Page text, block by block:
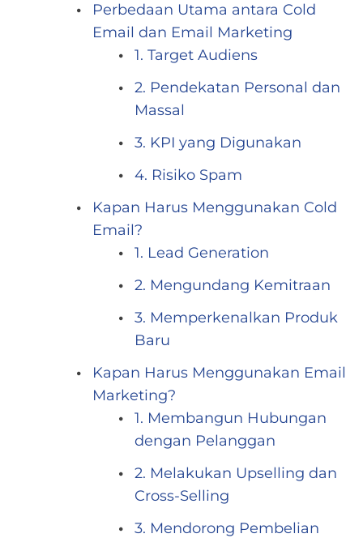
Perbedaan Utama antara Cold
Email dan Email Marketing
1. Target Audiens
2. Pendekatan Personal dan
Massal
3. KPI yang Digunakan
4. Risiko Spam
Kapan Harus Menggunakan Cold
Email?
1. Lead Generation
2. Mengundang Kemitraan
3. Memperkenalkan Produk
Baru
Kapan Harus Menggunakan Email
Marketing?
1. Membangun Hubungan
dengan Pelanggan
2. Melakukan Upselling dan
Cross-Selling
3. Mendorong Pembelian